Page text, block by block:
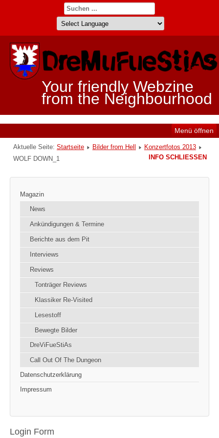
Your friendly Webzine
from the Neighbourhood
Menü öffnen
Aktuelle Seite: Startseite Bilder from Hell
Konzertfotos 2013
WOLF DOWN_1
Magazin
News
Ankündigungen & Termine
Berichte aus dem Pit
Interviews
Reviews
Tonträger Reviews
Klassiker Re-Visited
Lesestoff
Bewegte Bilder
DreViFueStiAs
Call Out Of The Dungeon
Datenschutzerklärung
Impressum
Login Form
INFO SCHLIESSEN